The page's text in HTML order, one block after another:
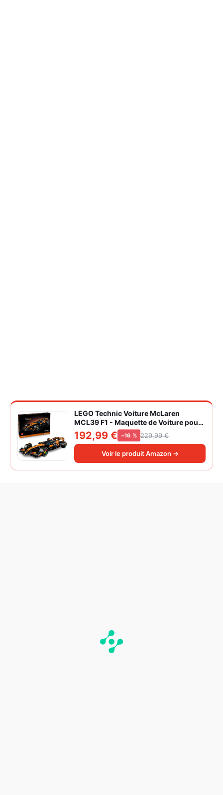
LEGO Technic Voiture McLaren
MCL39 F1 - Maquette de Voiture pour
Adulte - Set de Construction Formule 1
Collector - Moteur V6 & Différentiel -
Idée Cadeau pour Fans de Sport
Automobile 42228
192,99 € −16 % 229,99 €
Voir le produit Amazon →